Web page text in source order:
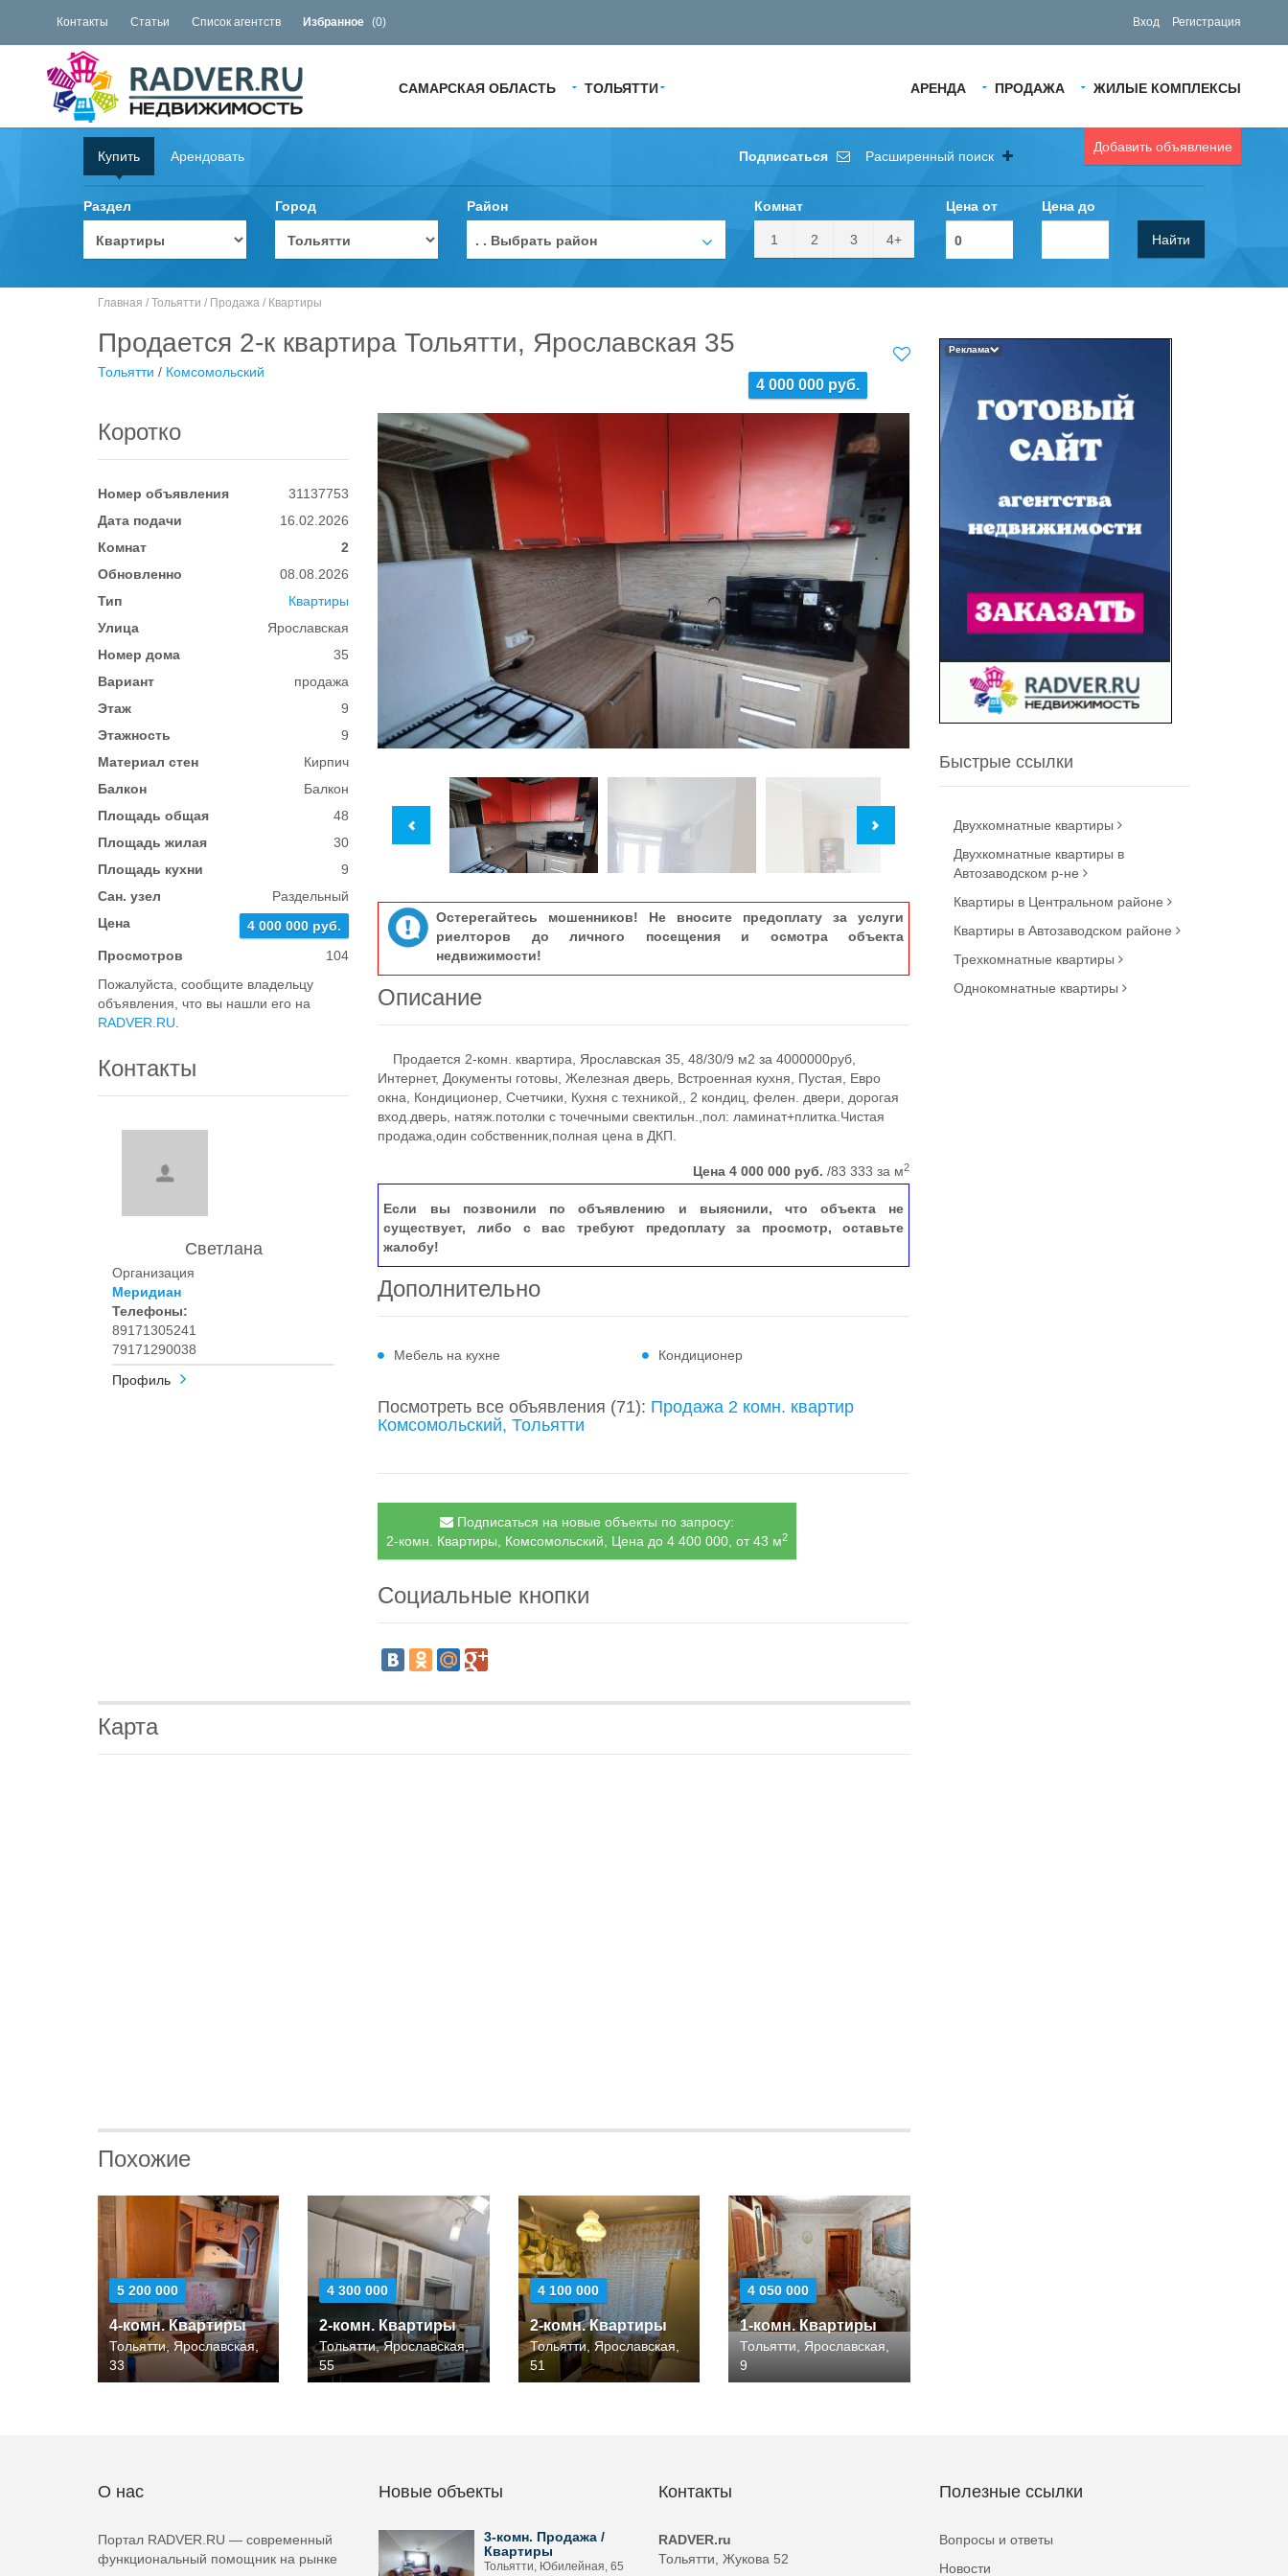
Контакты Статьи Список агентств Избранное (0) Вход Регистрация
АРЕНДА ПРОДАЖА ЖИЛЫЕ КОМПЛЕКСЫ
САМАРСКАЯ ОБЛАСТЬ ТОЛЬЯТТИ
Добавить объявление
Купить Арендовать Подписаться Расширенный поиск
Раздел Город Район
. . Выбрать район
Комнат
1 2 3 4+
Цена от Цена до
Найти
Главная / Тольятти / Продажа / Квартиры
Продается 2-к квартира Тольятти, Ярославская 35
4 000 000 руб.
Тольятти / Комсомольский
Коротко
Номер объявления
31137753
Дата подачи
16.02.2026
Комнат
2
Обновленно
08.08.2026
Тип
Квартиры
Улица
Ярославская
Номер дома
35
Вариант
продажа
Этаж
9
Этажность
9
Материал стен
Кирпич
Балкон
Балкон
Площадь общая
48
Площадь жилая
30
Площадь кухни
9
Сан. узел
Раздельный
Цена
4 000 000 руб.
Просмотров
104
Пожалуйста, сообщите владельцу
объявления, что вы нашли его на
RADVER.RU
Контакты
Светлана
Организация
Меридиан
Телефоны:
89171305241
79171290038
Профиль
Остерегайтесь мошенников! Не вносите предоплату за услуги
риелторов до личного посещения и осмотра объекта
недвижимости!
Описание
Продается 2-комн. квартира, Ярославская 35, 48/30/9 м2 за 4000000руб,
Интернет, Документы готовы, Железная дверь, Встроенная кухня, Пустая, Евро
окна, Кондиционер, Счетчики, Кухня с техникой,, 2 кондиц, фелен. двери, дорогая
вход.дверь, натяж.потолки с точечными свектильн.,пол: ламинат+плитка.Чистая
продажа,один собственник,полная цена в ДКП.
Цена4 000 000 руб. /83 333 за м2
Если вы позвонили по объявлению и выяснили, что объекта не
существует, либо с вас требуют предоплату за просмотр, оставьте
жалобу!
Дополнительно
Мебель на кухне Кондиционер
Посмотреть все объявления (71): Продажа 2 комн. квартир
Комсомольский, Тольятти
Подписаться на новые объекты по запросу:
2-комн. Квартиры, Комсомольский, Цена до 4 400 000, от 43 м2
Социальные кнопки
Карта
Похожие
5 200 000
4-комн. Квартиры
Тольятти, Ярославская,
33
4 300 000
2-комн. Квартиры
Тольятти, Ярославская,
55
4 100 000
2-комн. Квартиры
Тольятти, Ярославская,
51
4 050 000
1-комн. Квартиры
Тольятти, Ярославская,
9
Реклама
Быстрые ссылки
Двухкомнатные квартиры
Двухкомнатные квартиры в
Автозаводском р-не
Квартиры в Центральном районе
Квартиры в Автозаводском районе
Трехкомнатные квартиры
Однокомнатные квартиры
О нас
Портал RADVER.RU — современный
функциональный помощник на рынке
Новые объекты
3-комн. Продажа /
Квартиры
Тольятти, Юбилейная, 65
Контакты
RADVER.ru
Тольятти, Жукова 52
Полезные ссылки
Вопросы и ответы
Новости